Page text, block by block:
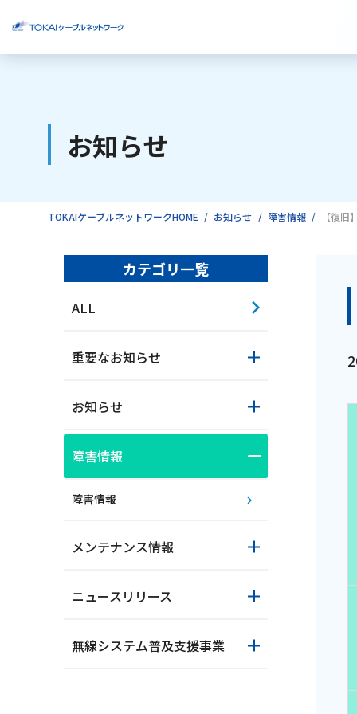
ご利用中のお客様
おトクな情報
お知らせ
TOKAIケーブルネットワークHOME お知らせ 障害情報 【復
カテゴリ一覧
ALL
重要なお知らせ
お知らせ
障害情報
障害情報
メンテナンス情報
ニュースリリース
無線システム普及支援事業